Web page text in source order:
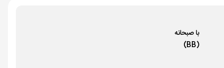
با صبحانه
(BB)